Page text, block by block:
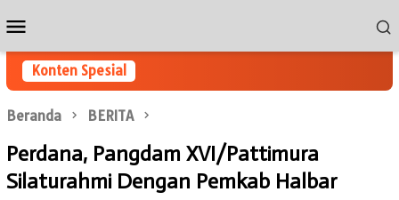
ke
kontenMobile
Konten Spesial
Beranda BERITA
Perdana, Pangdam XVI/Pattimura
Silaturahmi Dengan Pemkab Halbar